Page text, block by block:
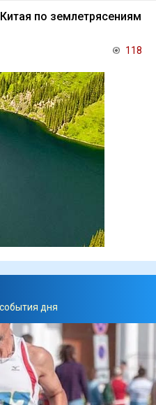
по землетрясениям
118
дня